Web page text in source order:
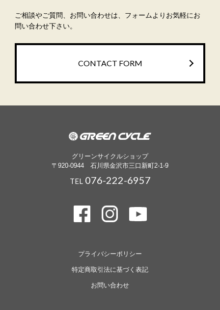
ご相談やご質問、お問い合わせは、フォームよりお気軽にお
問い合わせ下さい。
CONTACT FORM
グリーンサイクルショップ
〒920-0944 石川県金沢市三口新町2-1-9
TEL076-222-6957
プライバシーポリシー
特定商取引法に基づく表記
お問い合わせ